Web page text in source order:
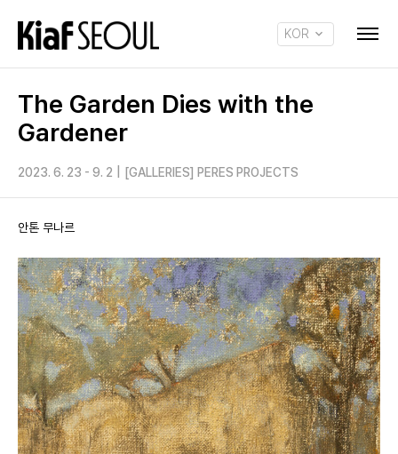
KOR
The Garden Dies with the
Gardener
2023. 6. 23 - 9. 2 [GALLERIES] PERES PROJECTS
안톤 무나르